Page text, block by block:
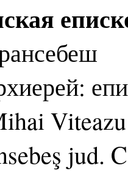
jud.